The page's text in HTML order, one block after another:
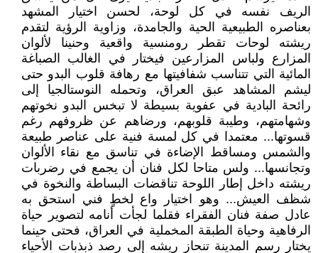
الريف نفسه في كل لوحة، لحسن اختيار المشهد
بعناصره الطبيعية الحية والجامدة، وزاوية الرؤية لتقدم
ريشته لوحات تقطر رومنسية واقعية وحنينا لألوان
المزارع ولباس المزارعين فيختار في الغالب الصباغة
المائية التي تتناسب شفافيتها مع رهافة قلوب البدو حتى
ليشم المشاهد عبق العراق، وتحمله النوستالجيا إلى
رائحة البادية في عفوية بسيطة لا تبخس البدو نخوتهم
وشهامتهم، وطيبة قلوبهم، ورضاهم عن ظروفهم رغم
قسوتها... معتمدا في كل لمسة فنية على عناصر طبيعة
والشمس ومساقط الإضاءة في تناسق مع نقاء الألوان
وتجانسها... ولس متاحا لكل فنان أن يجمع في رضربات
ريشته داخل إطار اللوحة تناقضات البساطة والنخوة في
شظف العيش... وهو اختيار واع لخطٍ فني استحق به
عادل صفة فنان الفقراء فقلما لجأت أنامه لتصوير حياة
الرفاهية وحياة الطبقة المخملية في العراق، فحتى حينما
يختار رسم المدينة تنحاز ريشه إلى رصد ذبذبات الأحياء